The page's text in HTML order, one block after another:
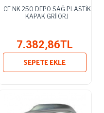
CF NK 250 DEPO SAĞ PLASTİK
KAPAK GRİ ORJ
7.382,86TL
SEPETE EKLE